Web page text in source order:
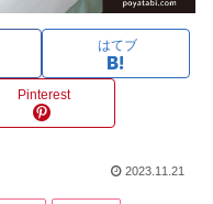
はてブ
Pinterest
2023.11.21